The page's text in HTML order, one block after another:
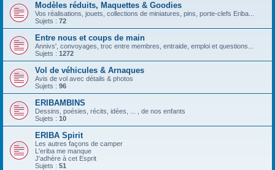
Modèles réduits, Maquettes & Goodies
Vos réalisations, jouets, collections de miniatures, pins, porte-clefs Eriba...
Sujets : 72
Entre nous et coups de main
Annivs', convoyages, troc entre membres, entraide, emploi et questions...
Sujets : 1272
Vol de véhicules & Arnaques
Avis de vol avec détails & photos
Sujets : 96
ERIBAMBINS
Dessins, poésies, récits, idées, ... , de nos enfants
Sujets : 10
ERIBA Spirit
Les autres façons de camper
L'eriba me manque
J'adhère à cet Esprit
Sujets : 51